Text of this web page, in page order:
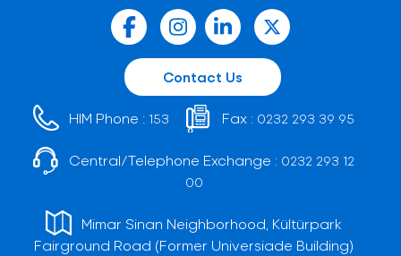
Contact Us
HIM Phone : 153 Fax : 0232 293 39 95
Central/Telephone Exchange : 0232 293 12
00
Mimar Sinan Neighborhood, Kültürpark
Fairground Road (Former Universiade Building)